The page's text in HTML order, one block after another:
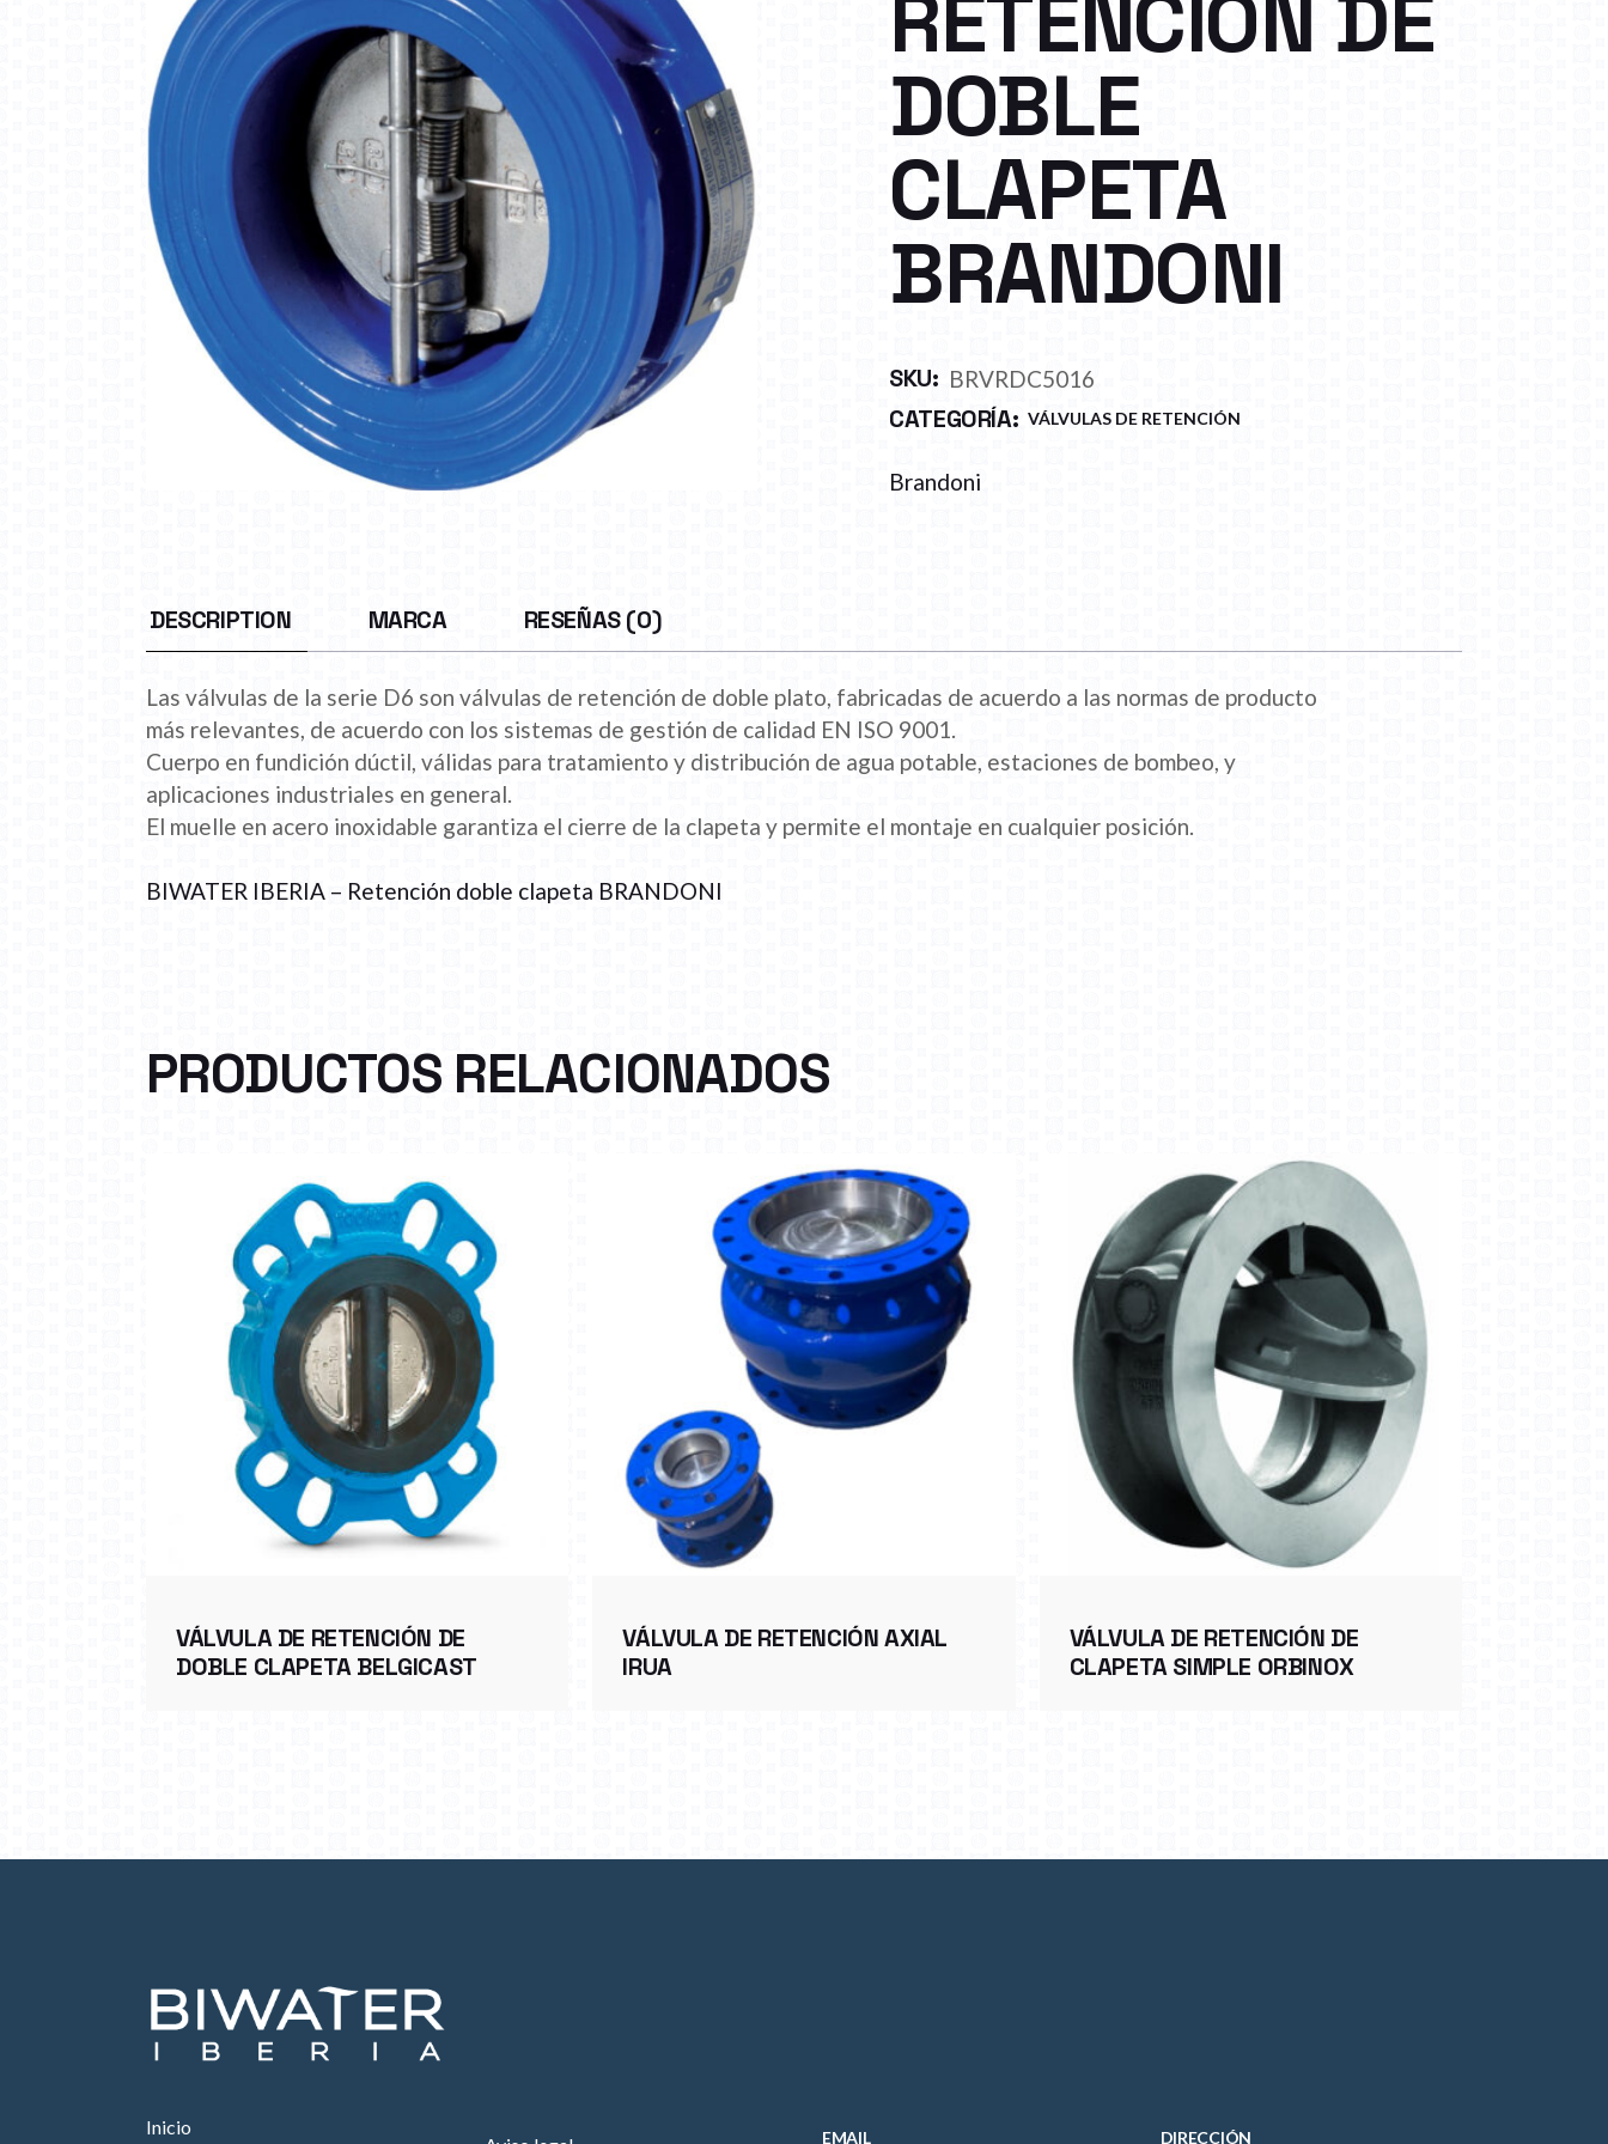
RETENCIÓN DE
DOBLE
CLAPETA
BRANDONI
SKU: BRVRDC5016
CATEGORÍA: VÁLVULAS DE RETENCIÓN
Brandoni
DESCRIPTION MARCA RESEÑAS (0)
Las válvulas de la serie D6 son válvulas de retención de doble plato, fabricadas de acuerdo a las normas de producto
más relevantes, de acuerdo con los sistemas de gestión de calidad EN ISO 9001.
Cuerpo en fundición dúctil, válidas para tratamiento y distribución de agua potable, estaciones de bombeo, y
aplicaciones industriales en general.
El muelle en acero inoxidable garantiza el cierre de la clapeta y permite el montaje en cualquier posición.
BIWATER IBERIA – Retención doble clapeta BRANDONI
PRODUCTOS RELACIONADOS
VÁLVULA DE RETENCIÓN DE
DOBLE CLAPETA BELGICAST
VÁLVULA DE RETENCIÓN AXIAL
IRUA
VÁLVULA DE RETENCIÓN DE
CLAPETA SIMPLE ORBINOX
Inicio EMAIL DIRECCIÓN